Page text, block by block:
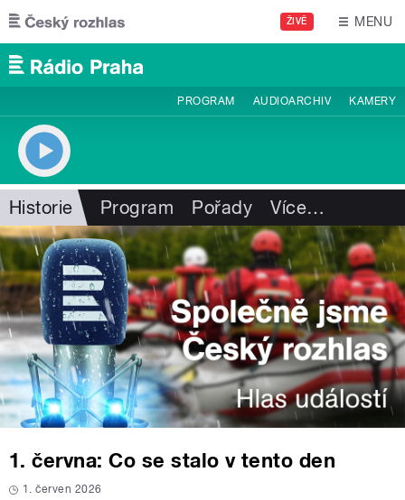
Přejít k hlavnímu obsahu
ŽIVĚ MENU
PROGRAM AUDIOARCHIV KAMERY
Historie Program Pořady Více…
1. června: Co se stalo v tento den
1. červen 2026